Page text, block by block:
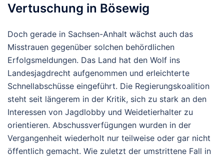
Vertuschung in Bösewig
Doch gerade in Sachsen-Anhalt wächst auch das
Misstrauen gegenüber solchen behördlichen
Erfolgsmeldungen. Das Land hat den Wolf ins
Landesjagdrecht aufgenommen und erleichterte
Schnellabschüsse eingeführt. Die Regierungskoalition
steht seit längerem in der Kritik, sich zu stark an den
Interessen von Jagdlobby und Weidetierhalter zu
orientieren. Abschussverfügungen wurden in der
Vergangenheit wiederholt nur teilweise oder gar nicht
öffentlich gemacht. Wie zuletzt der umstrittene Fall in